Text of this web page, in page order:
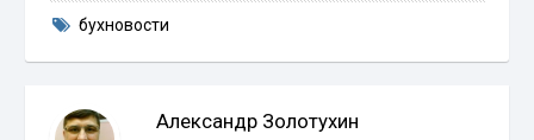
бухновости
Александр Золотухин